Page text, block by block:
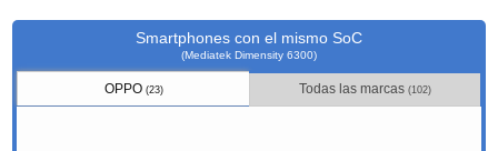
Smartphones con el mismo SoC
(Mediatek Dimensity 6300)
OPPO (23) Todas las marcas(102)